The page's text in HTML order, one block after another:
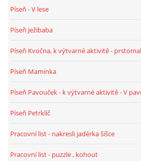
UČTE DĚTI PROŽITKEM
SENZORY PLAY
POLYTECHNICKÉ ČINNOSTI
Píseň - V lese
Píseň Ježibaba
Píseň Kvočna, k výtvarné aktivitě -
Píseň Maminka
Píseň Pavouček - k výtvarné aktivitě - V
Píseň Petrklíč
Pracovní list - nakresli jadérka šišce
Pracovní list - puzzle , kohout